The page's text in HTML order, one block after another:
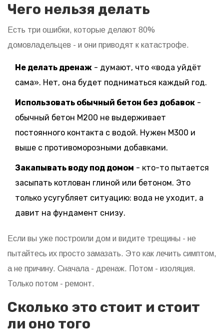
Чего нельзя делать
Есть три ошибки, которые делают 80%
домовладельцев - и они приводят к катастрофе.
Не делать дренаж - думают, что «вода уйдёт
сама». Нет, она будет подниматься каждый год.
Использовать обычный бетон без добавок -
обычный бетон М200 не выдерживает
постоянного контакта с водой. Нужен М300 и
выше с противоморозными добавками.
Закапывать воду под домом - кто-то пытается
засыпать котлован глиной или бетоном. Это
только усугубляет ситуацию: вода не уходит, а
давит на фундамент снизу.
Если вы уже построили дом и видите трещины - не
пытайтесь их просто замазать. Это как лечить симптом,
а не причину. Сначала - дренаж. Потом - изоляция.
Только потом - ремонт.
Сколько это стоит и стоит
ли оно того